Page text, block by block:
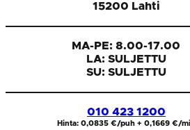
15200 Lahti
MA-PE: 8.00-17.00
LA: SULJETTU
SU: SULJETTU
010 423 1200
Hinta: 0,0835 €/puh + 0,1669 €/